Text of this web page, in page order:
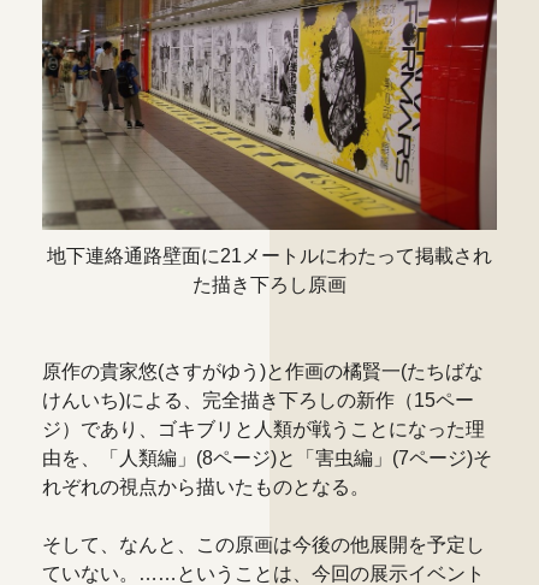
地下連絡通路壁面に21メートルにわたって掲載され
た描き下ろし原画
原作の貴家悠(さすがゆう)と作画の橘賢一(たちばな
けんいち)による、完全描き下ろしの新作（15ペー
ジ）であり、ゴキブリと人類が戦うことになった理
由を、「人類編」(8ページ)と「害虫編」(7ページ)そ
れぞれの視点から描いたものとなる。
そして、なんと、この原画は今後の他展開を予定し
ていない。……ということは、今回の展示イベント